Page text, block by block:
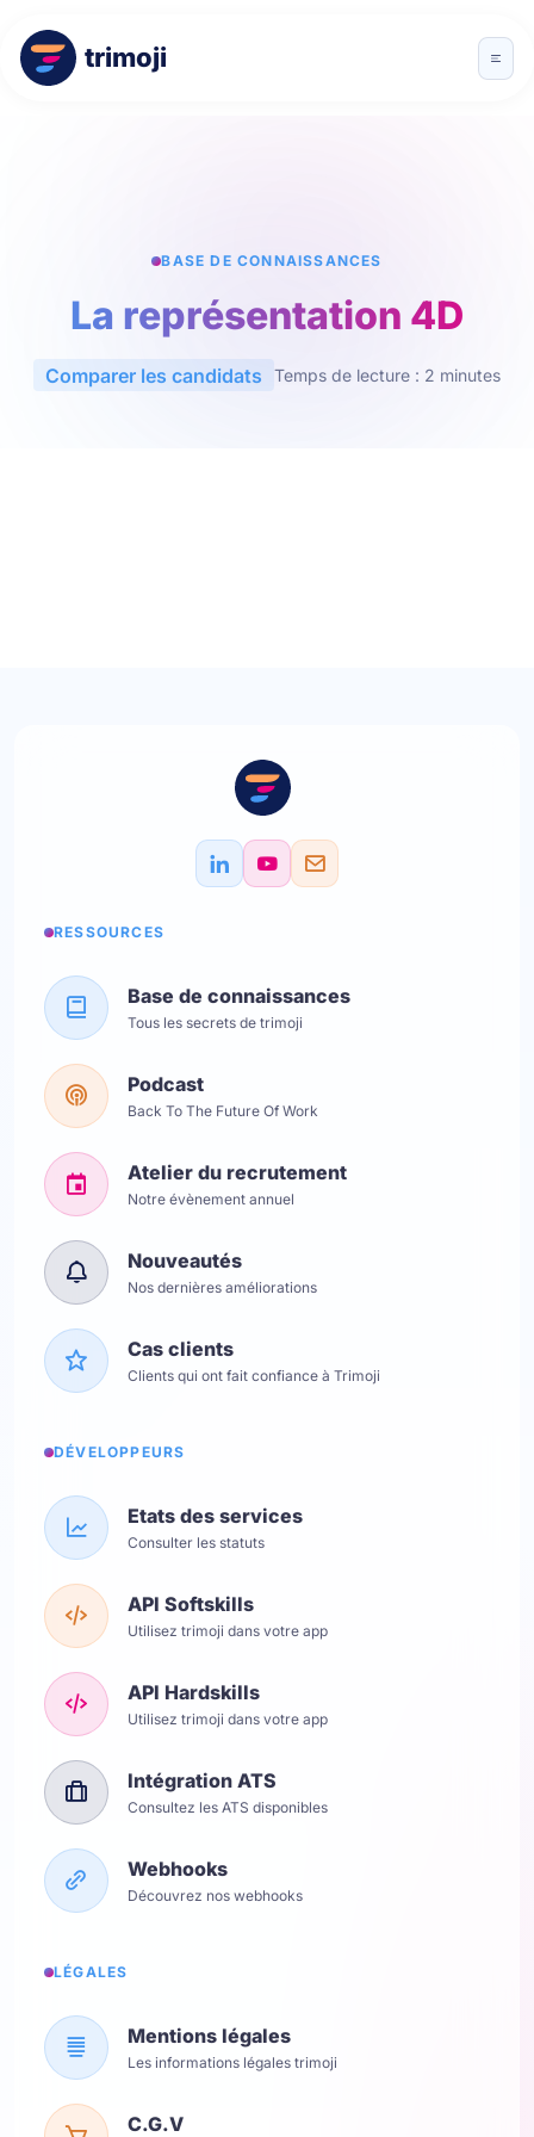
trimoji
BASE DE CONNAISSANCES
La représentation 4D
Comparer les candidats Temps de lecture : 2 minutes
RESSOURCES
Base de connaissances
Tous les secrets de trimoji
Podcast
Back To The Future Of Work
Atelier du recrutement
Notre évènement annuel
Nouveautés
Nos dernières améliorations
Cas clients
Clients qui ont fait confiance à Trimoji
DÉVELOPPEURS
Etats des services
Consulter les statuts
API Softskills
Utilisez trimoji dans votre app
API Hardskills
Utilisez trimoji dans votre app
Intégration ATS
Consultez les ATS disponibles
Webhooks
Découvrez nos webhooks
LÉGALES
Mentions légales
Les informations légales trimoji
C.G.V